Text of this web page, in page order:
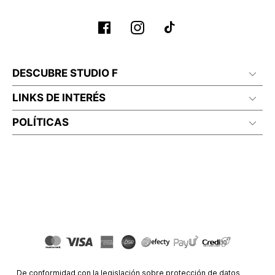
DESCUBRE STUDIO F
LINKS DE INTERÉS
POLÍTICAS
De conformidad con la legislación sobre protección de datos